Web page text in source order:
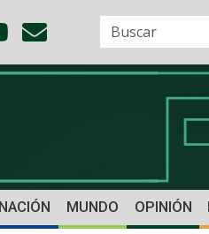
NACIÓN MUNDO OPINIÓN